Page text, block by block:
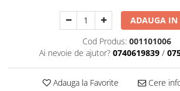
Becuri incandescente si halogn
Becuri si tuburi LED
Corpuri de iluminat
Aplice perete
Plafoniere
ADAUGA IN
Cod Produs: 001101006
Ai nevoie de ajutor? 0740619839 /
Adauga la Favorite Cere